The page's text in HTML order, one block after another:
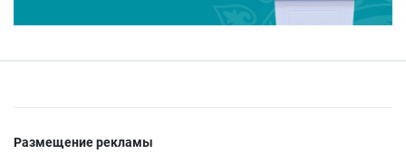
Размещение рекламы